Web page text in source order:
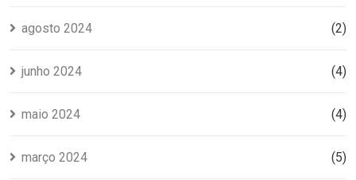
agosto 2024 (2)
junho 2024 (4)
maio 2024 (4)
março 2024 (5)